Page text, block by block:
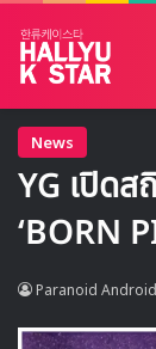
News
YG เปิด
‘BORN
Paranoid Android